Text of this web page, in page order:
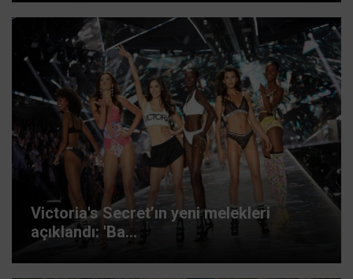
Victoria's Secret’ın yeni melekleri
açıklandı: 'Ba...